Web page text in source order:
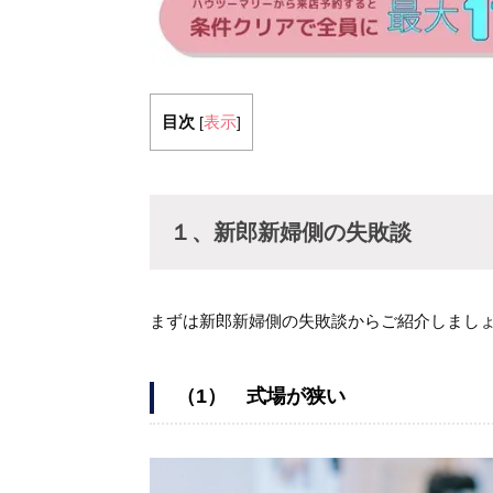
目次 [表示]
１、新郎新婦側の失敗談
まずは新郎新婦側の失敗談からご紹介しまし
（1） 式場が狭い